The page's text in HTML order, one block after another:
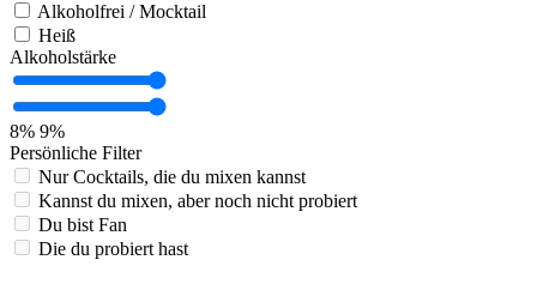
Alkoholfrei / Mocktail
Heiß
Alkoholstärke
8% 9%
Persönliche Filter
Nur Cocktails, die du mixen kannst
Kannst du mixen, aber noch nicht probiert
Du bist Fan
Die du probiert hast